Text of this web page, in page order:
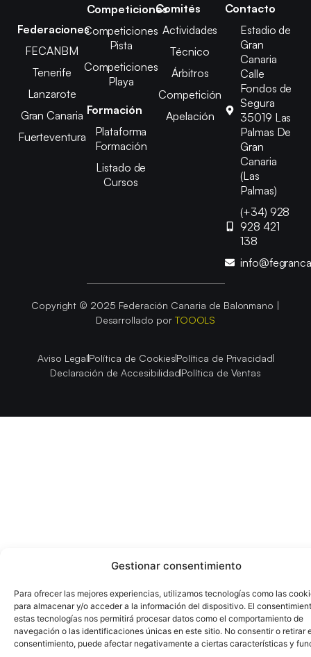
Gestionar consentimiento
Para ofrecer las mejores experiencias, utilizamos tecnologías como las
para almacenar y/o acceder a la información del dispositivo. El
estas tecnologías nos permitirá procesar datos como el comportamiento de
navegación o las identificaciones únicas en este sitio. No consentir o retirar
consentimiento, puede afectar negativamente a ciertas características y
Federaciones
FECANBM
Tenerife
Lanzarote
Gran Canaria
Fuerteventura
Competiciones
Competiciones
Pista
Competiciones
Playa
Formación
Plataforma
Formación
Listado de
Cursos
Comités
Actividades
Técnico
Árbitros
Competición
Apelación
Contacto
Estadio de
Gran
Canaria
Calle
Fondos de
Segura
35019 Las
Palmas De
Gran
Canaria
(Las
Palmas)
(+34) 928
928 421
138
Copyright © 2025 Federación Canaria de Balonmano |
Desarrollado por TOOOLS
Aviso LegalPolítica de CookiesPolítica de Privacidad
Declaración de AccesibilidadPolítica de Ventas